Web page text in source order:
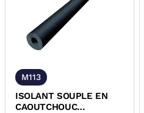
M113
ISOLANT SOUPLE EN
CAOUTCHOUC